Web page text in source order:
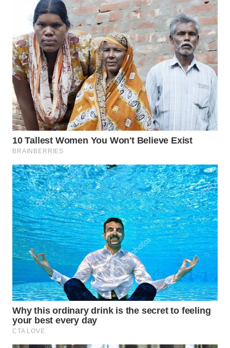
LANGKAT
WN
TAPANULI
SELATAN
WN
TANJUNG
LESUNG
WN
KARO
WN
SIMALUNGUN
WN
LABUHANBATU
WN
TAPANULI
TENGAH
WN DELI
SERDANG
WN
TEBING